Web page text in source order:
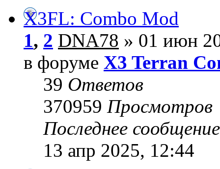
X3FL: Combo Mod
1, 2 DNA78 » 01 июн
в форуме X3 Terran
39 Ответов
370959 Просмотров
Последнее
13 апр 2025, 12:44